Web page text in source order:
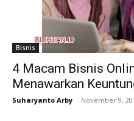
Bisnis
4 Macam Bisnis
Menawarkan
Suharyanto Arby - November 9,